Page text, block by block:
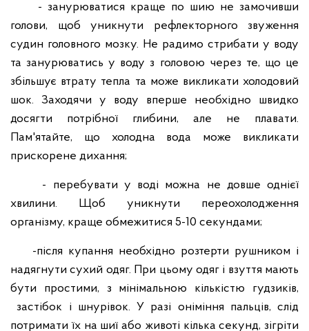
- занурюватися краще по шию не замочивши
голови, щоб уникнути рефлекторного звуження
судин головного мозку. Не радимо стрибати у воду
та занурюватись у воду з головою через те, що це
збільшує втрату тепла та може викликати холодовий
шок. Заходячи у воду вперше необхідно швидко
досягти потрібної глибини, але не плавати.
Пам'ятайте, що холодна вода може викликати
прискорене дихання;
- перебувати у воді можна не довше однієї
хвилини. Щоб ​​уникнути переохолодження
організму, краще обмежитися 5-10 секундами;
-після купання необхідно розтерти рушником і
надягнути сухий одяг. При цьому одяг і взуття мають
бути простими, з мінімальною кількістю гудзиків,
застібок і шнурівок. У разі оніміння пальців, слід
потримати їх на шиї або животі кілька секунд, зігріти